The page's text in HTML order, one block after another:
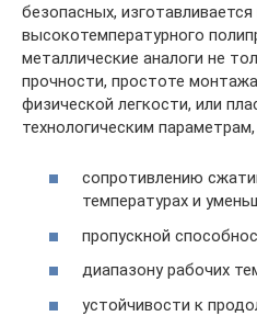
безопасных,
высокотемпературного
металлические аналоги не
прочности, простоте
физической легкости, или
технологическим
сопротивлению
температурах и
пропускной
диапазону рабочих
устойчивости к